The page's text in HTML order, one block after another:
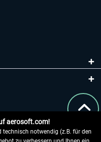
aerosoft.com!
technisch notwendig (z.B. für den